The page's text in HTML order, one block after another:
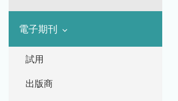
電子期刊
試用
出版商